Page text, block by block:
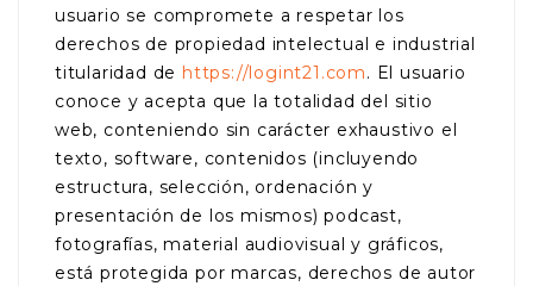
usuario se compromete a respetar los
derechos de propiedad intelectual e industrial
titularidad de https://logint21.com. El usuario
conoce y acepta que la totalidad del sitio
web, conteniendo sin carácter exhaustivo el
texto, software, contenidos (incluyendo
estructura, selección, ordenación y
presentación de los mismos) podcast,
fotografías, material audiovisual y gráficos,
está protegida por marcas, derechos de autor